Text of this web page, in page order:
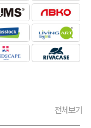
전체보기